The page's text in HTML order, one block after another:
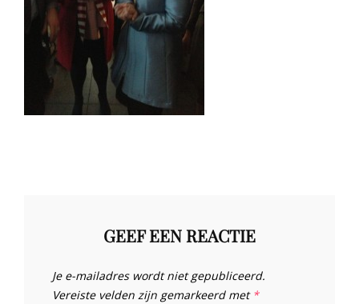
GEEF EEN REACTIE
Je e-mailadres wordt niet gepubliceerd.
Vereiste velden zijn gemarkeerd met *